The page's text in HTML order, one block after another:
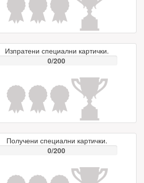
Изпратени специални картички.
0/200
Получени специални картички.
0/200